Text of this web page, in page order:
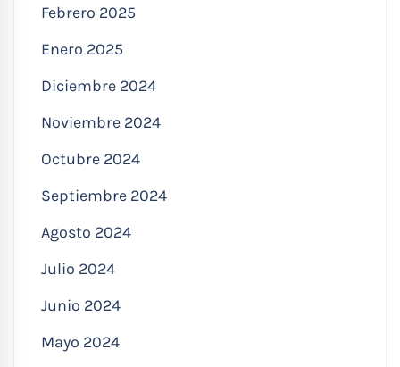
Febrero 2025
Enero 2025
Diciembre 2024
Noviembre 2024
Octubre 2024
Septiembre 2024
Agosto 2024
Julio 2024
Junio 2024
Mayo 2024